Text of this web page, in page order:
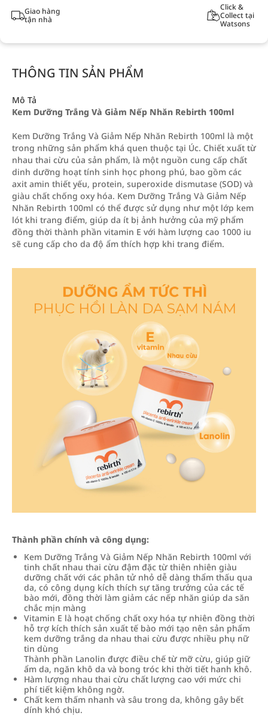
Giao hàng
tận nhà
Click &
Collect tại
Watsons
THÔNG TIN SẢN PHẨM
Mô Tả
Kem Dưỡng Trắng Và Giảm Nếp Nhăn Rebirth 100ml
Kem Dưỡng Trắng Và Giảm Nếp Nhăn Rebirth 100ml là một
trong những sản phẩm khá quen thuộc tại Úc. Chiết xuất từ
nhau thai cừu của sản phẩm, là một nguồn cung cấp chất
dinh dưỡng hoạt tính sinh học phong phú, bao gồm các
axit amin thiết yếu, protein, superoxide dismutase (SOD) và
giàu chất chống oxy hóa. Kem Dưỡng Trắng Và Giảm Nếp
Nhăn Rebirth 100ml có thể được sử dụng như một lớp kem
lót khi trang điểm, giúp da ít bị ảnh hưởng của mỹ phẩm
đồng thời thành phần vitamin E với hàm lượng cao 1000 iu
sẽ cung cấp cho da độ ẩm thích hợp khi trang điểm.
Thành phần chính và công dụng:
Kem Dưỡng Trắng Và Giảm Nếp Nhăn Rebirth 100ml với
tinh chất nhau thai cừu đậm đặc từ thiên nhiên giàu
dưỡng chất với các phân tử nhỏ dễ dàng thẩm thấu qua
da, có công dụng kích thích sự tăng trưởng của các tế
bào mới, đồng thời làm giảm các nếp nhăn giúp da săn
chắc mịn màng
Vitamin E là hoạt chống chất oxy hóa tự nhiên đồng thời
hỗ trợ kích thích sản xuất tế bào mới tạo nên sản phẩm
kem dưỡng trắng da nhau thai cừu được nhiều phụ nữ
tin dùng
Thành phần Lanolin được điều chế từ mỡ cừu, giúp giữ
ẩm da, ngăn khô da và bong tróc khi thời tiết hanh khô.
Hàm lượng nhau thai cừu chất lượng cao với mức chi
phí tiết kiệm không ngờ.
Chất kem thấm nhanh và sâu trong da, không gây bết
dính khó chịu.